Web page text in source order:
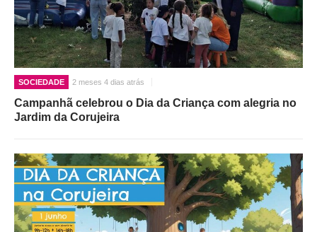
SOCIEDADE 2 meses 4 dias atrás
Campanhã celebrou o Dia da Criança com alegria no
Jardim da Corujeira